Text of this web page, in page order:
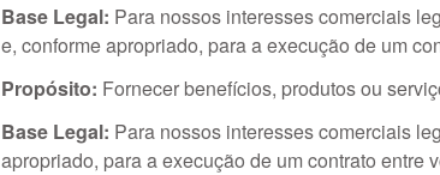
Base Legal: Para nossos interesses comerciais
e, conforme apropriado, para a execução de um
Propósito: Fornecer benefícios, produtos ou
Base Legal: Para nossos interesses comerciais
apropriado, para a execução de um contrato entre